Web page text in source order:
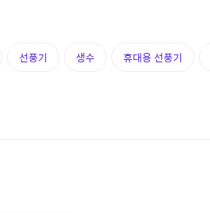
선풍기 생수 휴대용 선풍기